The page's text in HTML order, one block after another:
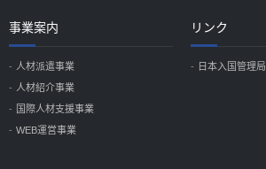
事業案内
人材派遣事業
人材紹介事業
国際人材支援事業
WEB運営事業
リンク
日本入国管理局